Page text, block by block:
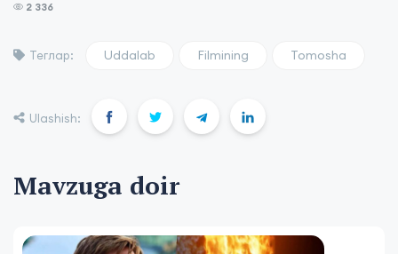
2 336
Теглар: Uddalab Filmining Tomosha
Ulashish:
Mavzuga doir